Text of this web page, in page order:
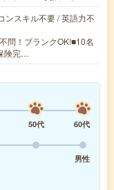
ンスキル不要 / 英語力不
問！ブランクOK!■10名
険完…
50代
60代
男性